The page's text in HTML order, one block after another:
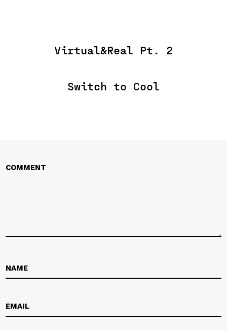
Virtual&Real Pt. 2
Switch to Cool